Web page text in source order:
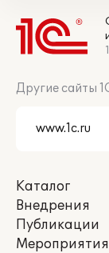
Другие сайты
Каталог
Внедрения
Публикации
Мероприятия